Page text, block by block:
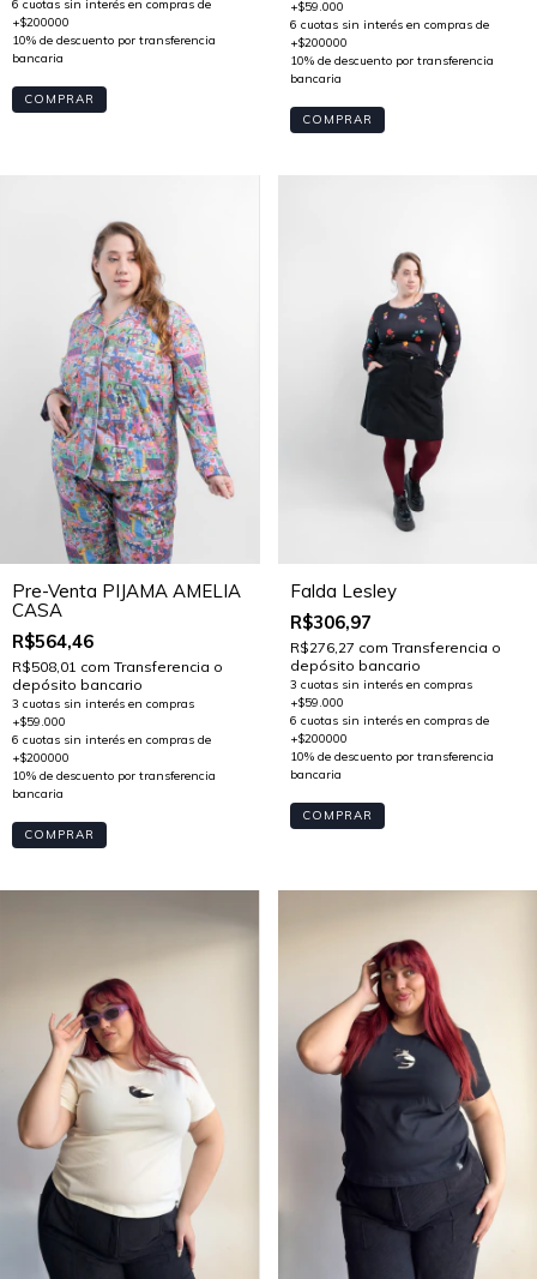
COMPRAR
COMPRAR
Pre-Venta PIJAMA AMELIA
CASA
R$564,46
R$508,01 com Transferencia o
depósito bancario
COMPRAR
Falda Lesley
R$306,97
R$276,27 com Transferencia o
depósito bancario
COMPRAR